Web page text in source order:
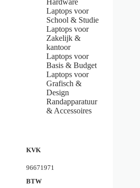
Hardware
Laptops voor
School & Studie
Laptops voor
Zakelijk &
kantoor
Laptops voor
Basis & Budget
Laptops voor
Grafisch &
Design
Randapparatuur
& Accessoires
KVK
96671971
BTW